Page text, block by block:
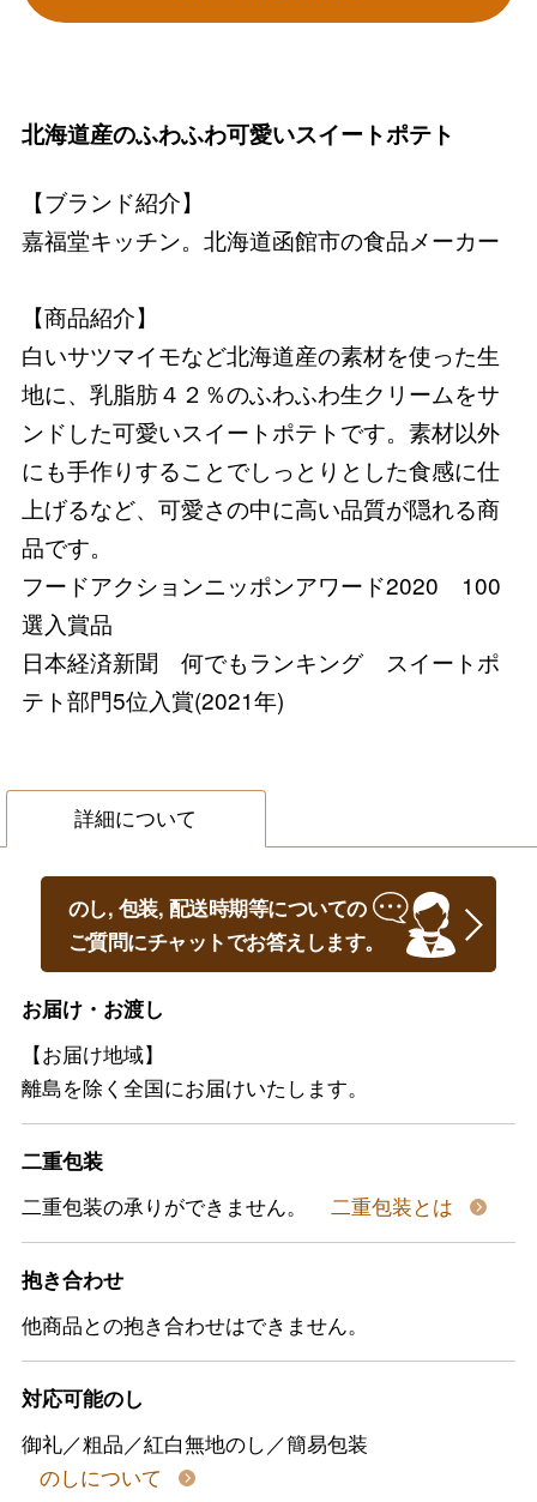
北海道産のふわふわ可愛いスイートポテト
【ブランド紹介】
嘉福堂キッチン。北海道函館市の食品メーカー
【商品紹介】
白いサツマイモなど北海道産の素材を使った生
地に、乳脂肪４２％のふわふわ生クリームをサ
ンドした可愛いスイートポテトです。素材以外
にも手作りすることでしっとりとした食感に仕
上げるなど、可愛さの中に高い品質が隠れる商
品です。
フードアクションニッポンアワード2020 100
選入賞品
日本経済新聞 何でもランキング スイートポ
テト部門5位入賞(2021年)
詳細について
のし, 包装, 配送時期等についての
ご質問にチャットでお答えします。
お届け・お渡し
【お届け地域】
離島を除く全国にお届けいたします。
二重包装
二重包装の承りができません。
二重包装とは
抱き合わせ
他商品との抱き合わせはできません。
対応可能のし
御礼／粗品／紅白無地のし／簡易包装
のしについて